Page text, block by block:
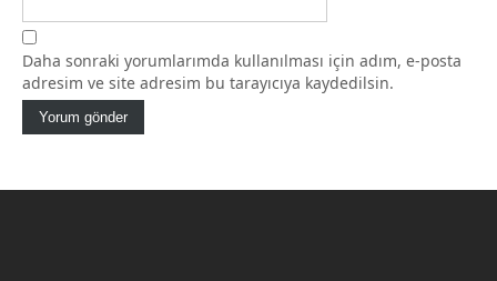
Daha sonraki yorumlarımda kullanılması için adım, e-posta
adresim ve site adresim bu tarayıcıya kaydedilsin.